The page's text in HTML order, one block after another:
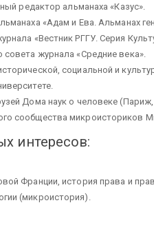
редактор альманаха «Казус».
«Адам и Ева. Альманах
«Вестник РГГУ. Серия
совета журнала «Средние века».
социальной и
Дома наук о человеке
сообщества микроисториков
интересов:
Франции, история права и
(микроистория).